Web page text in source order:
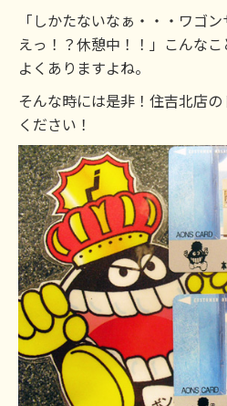
「しかたないなぁ・・・ワゴ
えっ！？休憩中！！」こんなこ
よくありますよね。
そんな時には是非！住吉北店
ください！